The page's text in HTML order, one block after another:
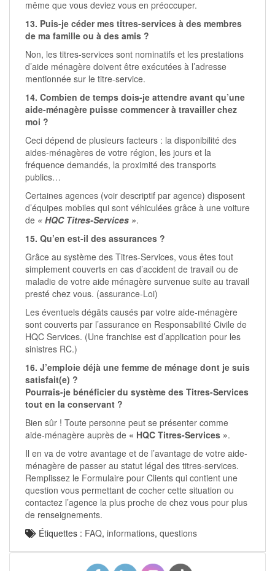
même que vous deviez vous en préoccuper.
13. Puis-je céder mes titres-services à des membres
de ma famille ou à des amis ?
Non, les titres-services sont nominatifs et les prestations
d’aide ménagère doivent être exécutées à l’adresse
mentionnée sur le titre-service.
14. Combien de temps dois-je attendre avant qu’une
aide-ménagère puisse commencer à travailler chez
moi ?
Ceci dépend de plusieurs facteurs : la disponibilité des
aides-ménagères de votre région, les jours et la
fréquence demandés, la proximité des transports
publics…
Certaines agences (voir descriptif par agence) disposent
d’équipes mobiles qui sont véhiculées grâce à une voiture
de « HQC Titres-Services ».
15. Qu’en est-il des assurances ?
Grâce au système des Titres-Services, vous êtes tout
simplement couverts en cas d’accident de travail ou de
maladie de votre aide ménagère survenue suite au travail
presté chez vous. (assurance-Loi)
Les éventuels dégâts causés par votre aide-ménagère
sont couverts par l’assurance en Responsabilité Civile de
HQC Services. (Une franchise est d’application pour les
sinistres RC.)
16. J’emploie déjà une femme de ménage dont je suis
satisfait(e) ?
Pourrais-je bénéficier du système des Titres-Services
tout en la conservant ?
Bien sûr ! Toute personne peut se présenter comme
aide-ménagère auprès de « HQC Titres-Services ».
Il en va de votre avantage et de l’avantage de votre aide-
ménagère de passer au statut légal des titres-services.
Remplissez le Formulaire pour Clients qui contient une
question vous permettant de cocher cette situation ou
contactez l’agence la plus proche de chez vous pour plus
de renseignements.
Étiquettes : FAQ, informations, questions